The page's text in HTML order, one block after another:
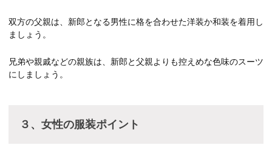
双方の父親は、新郎となる男性に格を合わせた洋装か和装を着用し
ましょう。
兄弟や親戚などの親族は、新郎と父親よりも控えめな色味のスーツ
にしましょう。
３、女性の服装ポイント